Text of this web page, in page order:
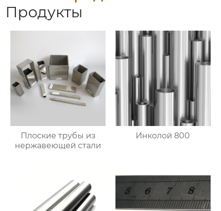
Продукты
Плоские трубы из
нержавеющей стали
Инколой 800